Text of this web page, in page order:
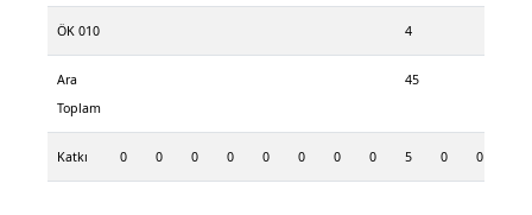
ÖK 010 4
Ara
Toplam
45
Katkı 0 0 0 0 0 0 0 0 5 0 0